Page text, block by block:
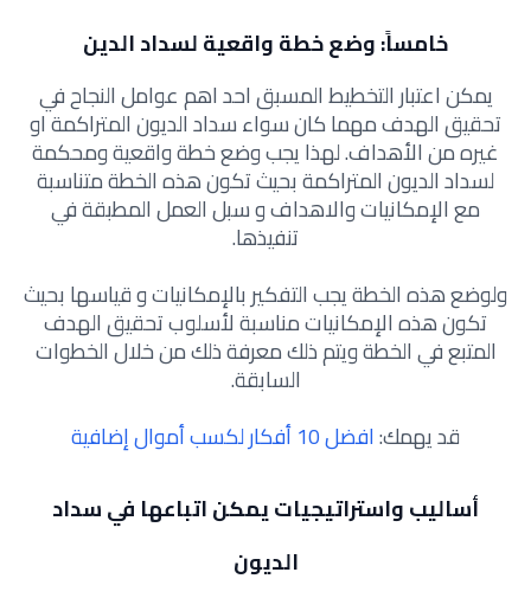
خامساً: وضع خطة واقعية لسداد الدين
يمكن اعتبار التخطيط المسبق احد اهم عوامل النجاح في
تحقيق الهدف مهما كان سواء سداد الديون المتراكمة او
غيره من الأهداف. لهذا يجب وضع خطة واقعية ومحكمة
لسداد الديون المتراكمة بحيث تكون هذه الخطة متناسبة
مع الإمكانيات والاهداف و سبل العمل المطبقة في
تنفيذها.
ولوضع هذه الخطة يجب التفكير بالإمكانيات و قياسها بحيث
تكون هذه الإمكانيات مناسبة لأسلوب تحقيق الهدف
المتبع في الخطة ويتم ذلك معرفة ذلك من خلال الخطوات
السابقة.
قد يهمك:افضل 10 أفكار لكسب أموال إضافية
أساليب واستراتيجيات يمكن اتباعها في سداد
الديون